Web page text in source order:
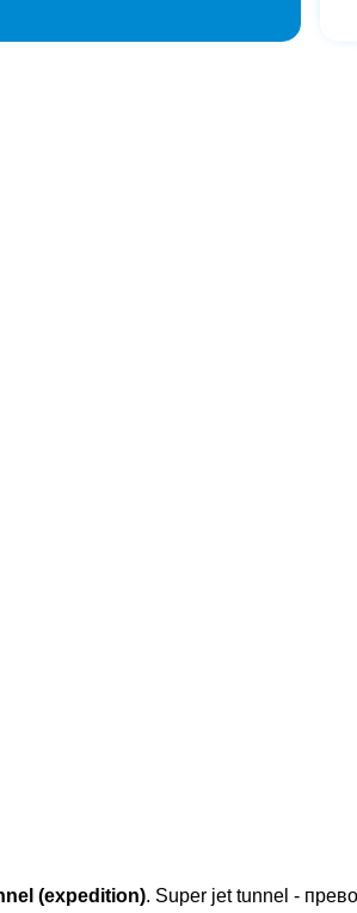
(expedition). Super jet tunnel -